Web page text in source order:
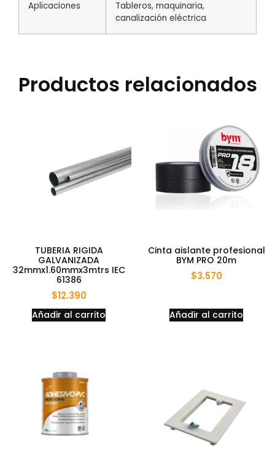
Aplicaciones
Tableros, maquinaria,
canalización eléctrica
Productos relacionados
TUBERIA RIGIDA
GALVANIZADA
32mmx1.60mmx3mtrs IEC
61386
$12.390
Añadir al carrito
Cinta aislante profesional
BYM PRO 20m
$3.570
Añadir al carrito